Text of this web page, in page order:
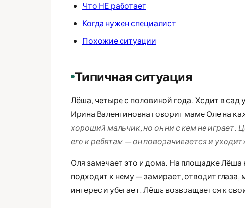
Что НЕ работает
Когда нужен специалист
Похожие ситуации
Типичная ситуация
Лёша, четыре с половиной года. Ходит в
Ирина Валентиновна говорит маме Оле на
хороший мальчик, но он ни с кем не играет.
его к ребятам — он поворачивается и
Оля замечает это и дома. На площадке Лёша
подходит к нему — замирает, отводит
интерес и убегает. Лёша возвращается к